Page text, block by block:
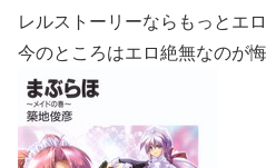
レルストーリーならもっとエ
今のところはエロ絶無なのが悔